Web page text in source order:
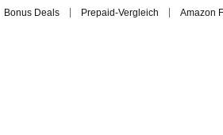
Bonus Deals Prepaid-Vergleich Amazon